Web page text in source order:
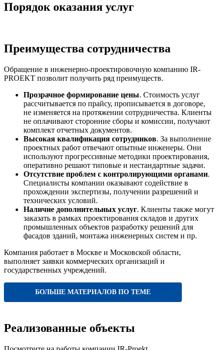
Порядок оказания услуг
Преимущества сотрудничества
Обращение в инженерно-проектировочную компанию IR-
PROEKT позволит получить ряд преимуществ.
Прозрачное формирование цены. Стоимость услуг
рассчитывается по прайсу, прописывается в договоре,
не изменяется на протяжении сотрудничества. Клиенты
не оплачивают сторонние сборы и комиссии, получают
комплект отчетных документов.
Высокая квалификация сотрудников. За выполнение
проектных работ отвечают опытные инженеры. Они
используют прогрессивные методики проектирования,
оперативно решают типовые и нестандартные задачи.
Отсутствие проблем с контролирующими органами.
Специалисты компании оказывают содействие в
прохождении экспертизы, получении разрешений и
технических условий.
Наличие дополнительных услуг. Клиенты также могут
заказать в рамках проектирования складов и других
промышленных объектов разработку решений для
фасадов зданий, монтажа инженерных систем и пр.
Компания работает в Москве и Московской области,
выполняет заявки коммерческих организаций и
государственных учреждений.
БОЛЬШЕ МАТЕРИАЛОВ ПО ТЕМЕ
Реализованные объекты